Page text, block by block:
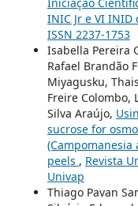
INIC Jr e VI
ISSN 2237-1753
Isabella Pereira
Rafael Brandão
Miyagusku,
Freire Colombo,
Silva Araújo,
sucrose for
(Campomanesia
peels , Revista
Univap
Thiago Pavan